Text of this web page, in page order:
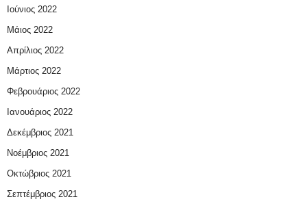
Ιούνιος 2022
Μάιος 2022
Απρίλιος 2022
Μάρτιος 2022
Φεβρουάριος 2022
Ιανουάριος 2022
Δεκέμβριος 2021
Νοέμβριος 2021
Οκτώβριος 2021
Σεπτέμβριος 2021